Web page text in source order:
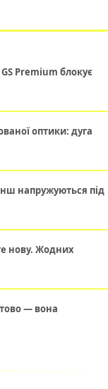
Premium блокує
оптики: дуга
напружуються під
нову. Жодних
— вона